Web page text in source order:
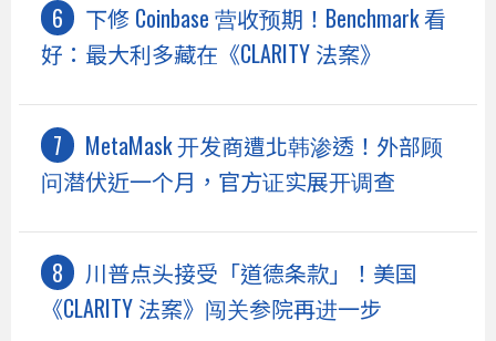
下修 Coinbase 营收预期！Benchmark 看
好：最大利多藏在《CLARITY 法案》
MetaMask 开发商遭北韩渗透！外部顾
问潜伏近一个月，官方证实展开调查
川普点头接受「道德条款」！美国
《CLARITY 法案》闯关参院再进一步